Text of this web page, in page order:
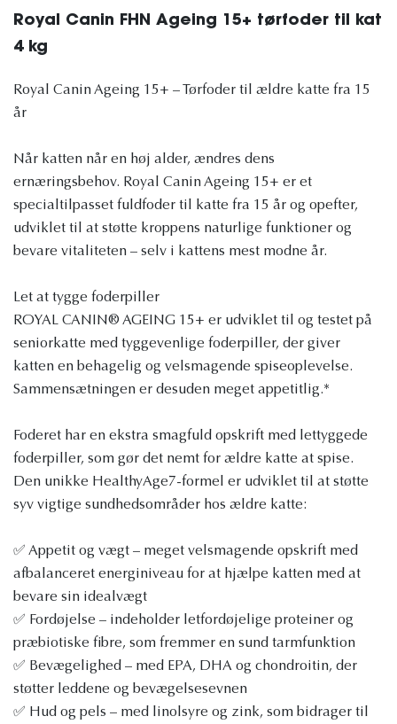
Royal Canin FHN Ageing 15+ tørfoder til kat
4 kg
Royal Canin Ageing 15+ – Tørfoder til ældre katte fra 15
år
Når katten når en høj alder, ændres dens
ernæringsbehov. Royal Canin Ageing 15+ er et
specialtilpasset fuldfoder til katte fra 15 år og opefter,
udviklet til at støtte kroppens naturlige funktioner og
bevare vitaliteten – selv i kattens mest modne år.
Let at tygge foderpiller
ROYAL CANIN® AGEING 15+ er udviklet til og testet på
seniorkatte med tyggevenlige foderpiller, der giver
katten en behagelig og velsmagende spiseoplevelse.
Sammensætningen er desuden meget appetitlig.*
Foderet har en ekstra smagfuld opskrift med lettyggede
foderpiller, som gør det nemt for ældre katte at spise.
Den unikke HealthyAge7-formel er udviklet til at støtte
syv vigtige sundhedsområder hos ældre katte:
✅ Appetit og vægt – meget velsmagende opskrift med
afbalanceret energiniveau for at hjælpe katten med at
bevare sin idealvægt
✅ Fordøjelse – indeholder letfordøjelige proteiner og
præbiotiske fibre, som fremmer en sund tarmfunktion
✅ Bevægelighed – med EPA, DHA og chondroitin, der
støtter leddene og bevægelsesevnen
✅ Hud og pels – med linolsyre og zink, som bidrager til